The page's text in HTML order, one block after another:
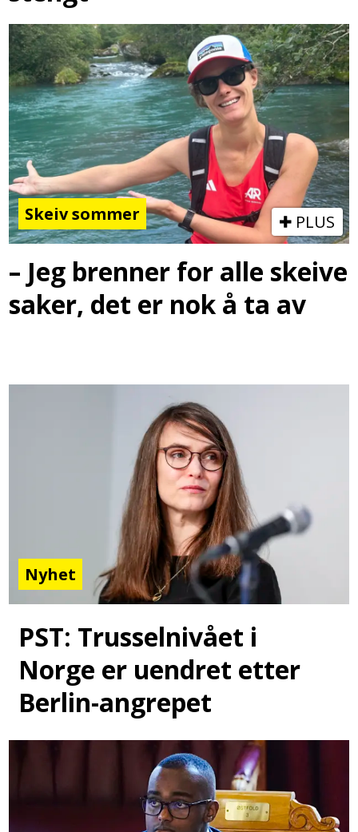
Skeiv sommer PLUS
– Jeg brenner for alle skeive
saker, det er nok å ta av
Nyhet
PST: Trusselnivået i
Norge er uendret etter
Berlin-angrepet